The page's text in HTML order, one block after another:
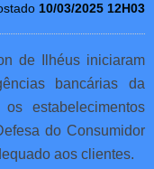
10/03/2025 12H03
de Ilhéus iniciaram
bancárias da
estabelecimentos
do Consumidor
aos clientes.